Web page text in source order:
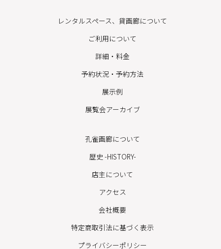
レンタルスペース、貸画廊について
ご利用について
詳細・料金
予約状況・予約方法
展示例
展覧会アーカイブ
孔雀画廊について
歴史 -HISTORY-
店主について
アクセス
会社概要
特定商取引法に基づく表示
プライバシーポリシー